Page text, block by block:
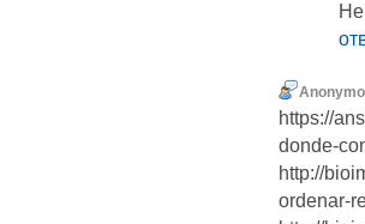
https://
donde-
http://
ordenar-